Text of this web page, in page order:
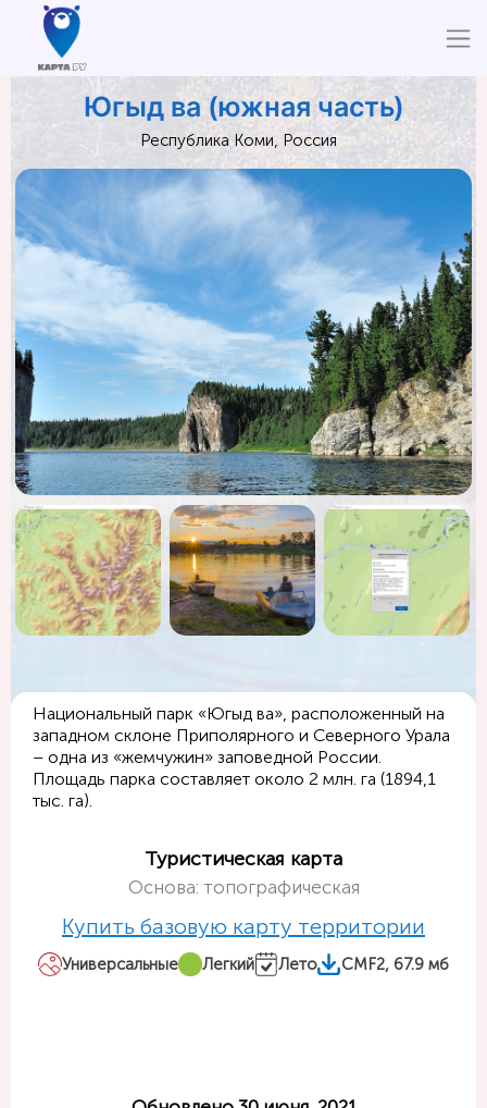
Югыд ва (южная часть)
Республика Коми, Россия
Национальный парк «Югыд ва», расположенный на
западном склоне Приполярного и Северного Урала
– одна из «жемчужин» заповедной России.
Площадь парка составляет около 2 млн. га (1894,1
тыс. га).
Туристическая карта
Основа: топографическая
Купить базовую карту территории
Универсальные Легкий Лето CMF2, 67.9 мб